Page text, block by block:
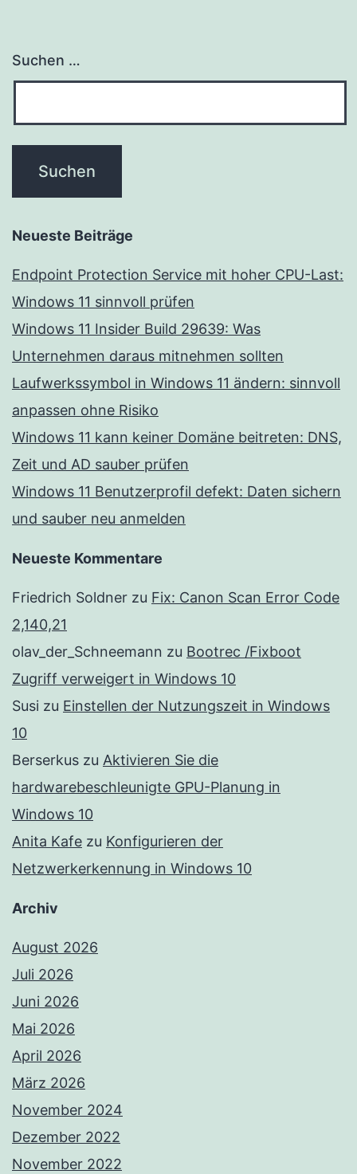
Suchen …
Neueste Beiträge
Endpoint Protection Service mit hoher CPU-Last:
Windows 11 sinnvoll prüfen
Windows 11 Insider Build 29639: Was
Unternehmen daraus mitnehmen sollten
Laufwerkssymbol in Windows 11 ändern: sinnvoll
anpassen ohne Risiko
Windows 11 kann keiner Domäne beitreten: DNS,
Zeit und AD sauber prüfen
Windows 11 Benutzerprofil defekt: Daten sichern
und sauber neu anmelden
Neueste Kommentare
Friedrich Soldner zu Fix: Canon Scan Error Code
2,140,21
olav_der_Schneemann zu Bootrec /Fixboot
Zugriff verweigert in Windows 10
Susi zu Einstellen der Nutzungszeit in Windows
10
Berserkus zu Aktivieren Sie die
hardwarebeschleunigte GPU-Planung in
Windows 10
Anita Kafe zu Konfigurieren der
Netzwerkerkennung in Windows 10
Archiv
August 2026
Juli 2026
Juni 2026
Mai 2026
April 2026
März 2026
November 2024
Dezember 2022
November 2022